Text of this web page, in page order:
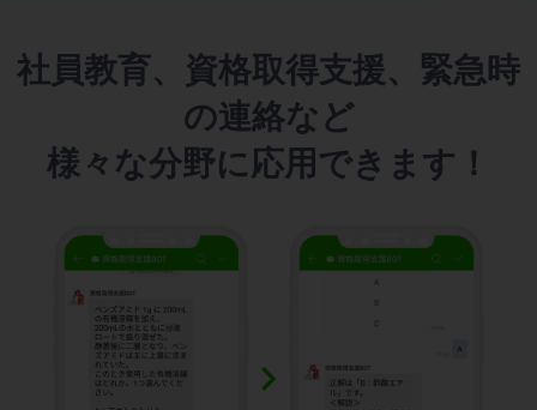
社員教育、資格取得支援、緊急時
の連絡など
様々な分野に応用できます！